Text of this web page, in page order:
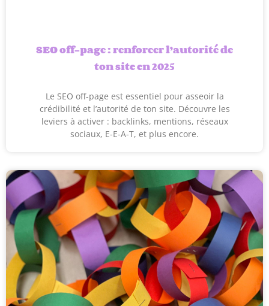
SEO off-page : renforcer l’autorité de
ton site en 2025
Le SEO off-page est essentiel pour asseoir la
crédibilité et l’autorité de ton site. Découvre les
leviers à activer : backlinks, mentions, réseaux
sociaux, E-E-A-T, et plus encore.